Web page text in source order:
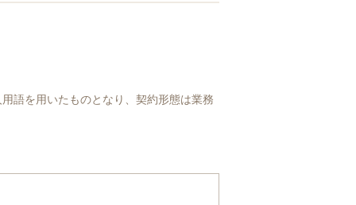
語を用いたものとなり、契約形態は業務